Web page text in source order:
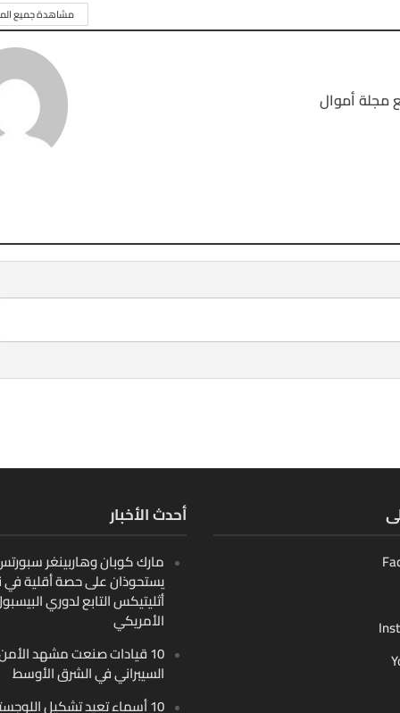
مشاهدة جميع
مجلة أموال
أحدث الأخبار
مارك كوبان وهاربينغر سبورتس
يستحوذان على حصة أقلية في
أثليتيكس التابع لدوري
الأمريكي
10 قيادات صنعت مشهد
السيبراني في الشرق الأوسط
10 أسماء تعيد تشكيل